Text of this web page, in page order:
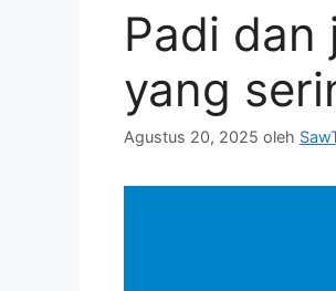
Padi dan
yang
Agustus 20, 2025 oleh